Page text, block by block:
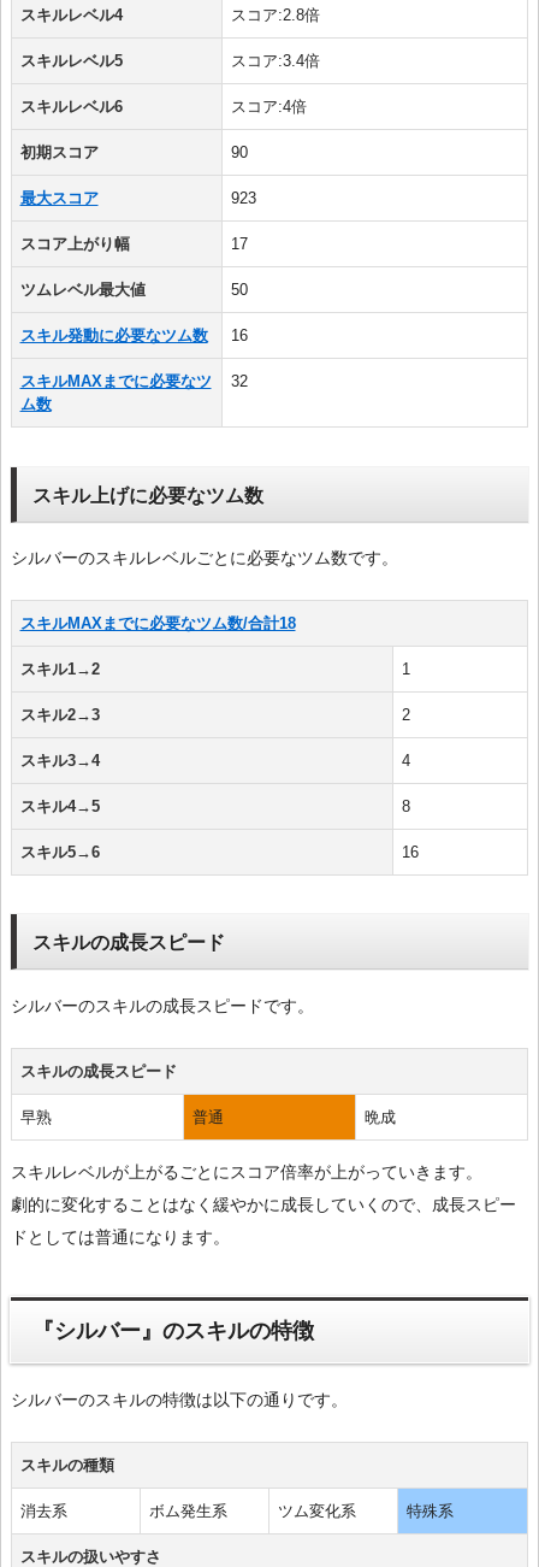
スキルレベル4 スコア:2.8倍
スキルレベル5 スコア:3.4倍
スキルレベル6 スコア:4倍
初期スコア 90
最大スコア 923
スコア上がり幅 17
ツムレベル最大値 50
スキル発動に必要なツム数 16
スキルMAXまでに必要なツ
ム数
32
スキル上げに必要なツム数
シルバーのスキルレベルごとに必要なツム数です。
スキルMAXまでに必要なツム数/合計18
スキル1→2 1
スキル2→3 2
スキル3→4 4
スキル4→5 8
スキル5→6 16
スキルの成長スピード
シルバーのスキルの成長スピードです。
スキルの成長スピード
早熟 普通 晩成
スキルレベルが上がるごとにスコア倍率が上がっていきます。
劇的に変化することはなく緩やかに成長していくので、成長スピー
ドとしては普通になります。
『シルバー』のスキルの特徴
シルバーのスキルの特徴は以下の通りです。
スキルの種類
消去系 ボム発生系 ツム変化系 特殊系
スキルの扱いやすさ